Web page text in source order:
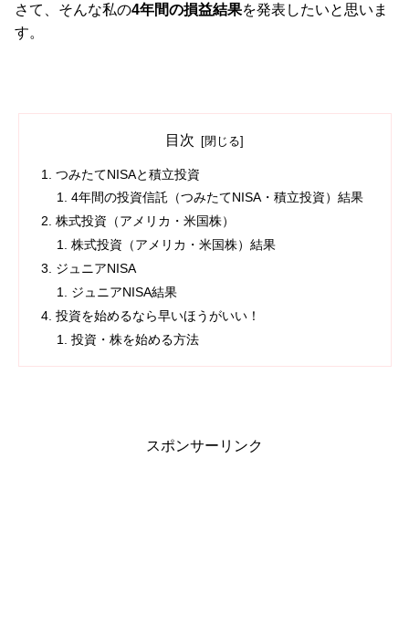
さて、そんな私の4年間の損益結果を発表したいと思いま
す。
目次
つみたてNISAと積立投資
4年間の投資信託（つみたてNISA・積立投資）結果
株式投資（アメリカ・米国株）
株式投資（アメリカ・米国株）結果
ジュニアNISA
ジュニアNISA結果
投資を始めるなら早いほうがいい！
投資・株を始める方法
スポンサーリンク